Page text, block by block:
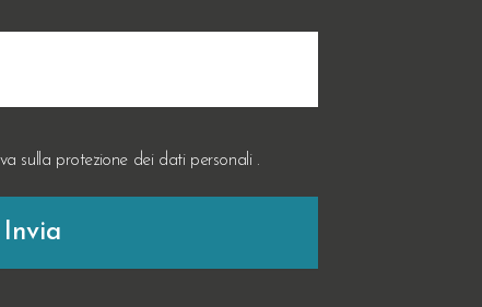
sulla protezione dei dati personali .